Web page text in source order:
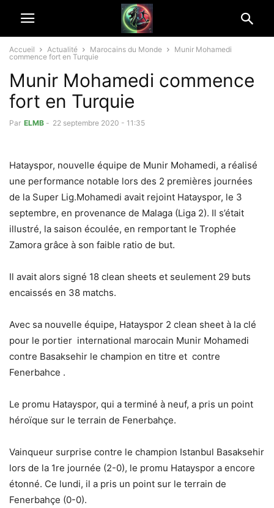
Accueil Actualité Marocains du Monde
Munir Mohamedi
commence fort en Turquie
Munir Mohamedi commence
fort en Turquie
Par ELMB - 22 septembre 2020 - 11:35
Hatayspor, nouvelle équipe de Munir Mohamedi, a réalisé
une performance notable lors des 2 premières journées
de la Super Lig.Mohamedi avait rejoint Hatayspor, le 3
septembre, en provenance de Malaga (Liga 2). Il s’était
illustré, la saison écoulée, en remportant le Trophée
Zamora grâce à son faible ratio de but.
Il avait alors signé 18 clean sheets et seulement 29 buts
encaissés en 38 matchs.
Avec sa nouvelle équipe, Hatayspor 2 clean sheet à la clé
pour le portier international marocain Munir Mohamedi
contre Basaksehir le champion en titre et contre
Fenerbahce .
Le promu Hatayspor, qui a terminé à neuf, a pris un point
héroïque sur le terrain de Fenerbahçe.
Vainqueur surprise contre le champion Istanbul Basaksehir
lors de la 1re journée (2-0), le promu Hatayspor a encore
étonné. Ce lundi, il a pris un point sur le terrain de
Fenerbahçe (0-0).